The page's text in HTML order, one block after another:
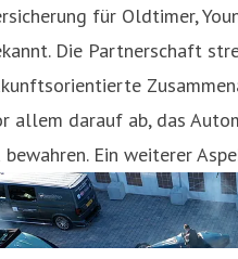
für Oldtimer,
Die Partnerschaft
allem darauf ab, das
bewahren. Ein weiterer